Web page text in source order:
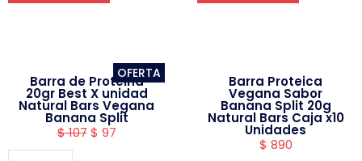
OFERTA
Barra de Proteina
20gr Best X unidad
Natural Bars Vegana
Banana Split
$107 $ 97
Barra Proteica
Vegana Sabor
Banana Split 20g
Natural Bars Caja x10
Unidades
$ 890